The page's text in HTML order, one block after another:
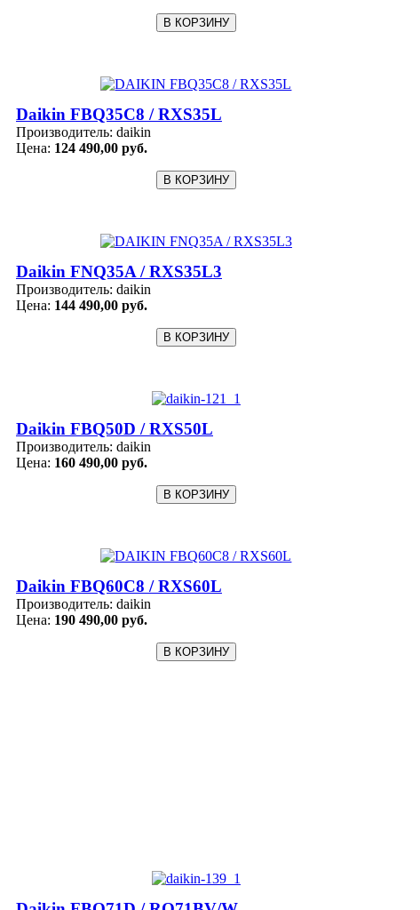
Daikin FBQ35C8 / RXS35L
Производитель: daikin
Цена: 124 490,00 руб.
Daikin FNQ35A / RXS35L3
Производитель: daikin
Цена: 144 490,00 руб.
Daikin FBQ50D / RXS50L
Производитель: daikin
Цена: 160 490,00 руб.
Daikin FBQ60C8 / RXS60L
Производитель: daikin
Цена: 190 490,00 руб.